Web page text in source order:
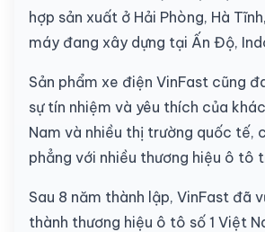
hợp sản xuất ở Hải Phòng, Hà
máy đang xây dựng tại Ấn Độ,
Sản phẩm xe điện VinFast cũng
sự tín nhiệm và yêu thích của
Nam và nhiều thị trường quốc tế,
phẳng với nhiều thương hiệu ô tô
Sau 8 năm thành lập, VinFast đã
thành thương hiệu ô tô số 1 Việt